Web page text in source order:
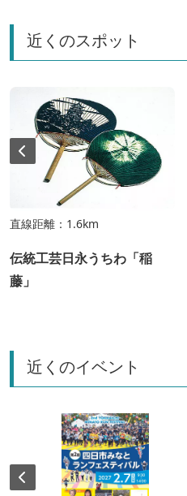
近くのスポット
直線距離：1.6km
伝統工芸日永うちわ「稲
藤」
近くのイベント